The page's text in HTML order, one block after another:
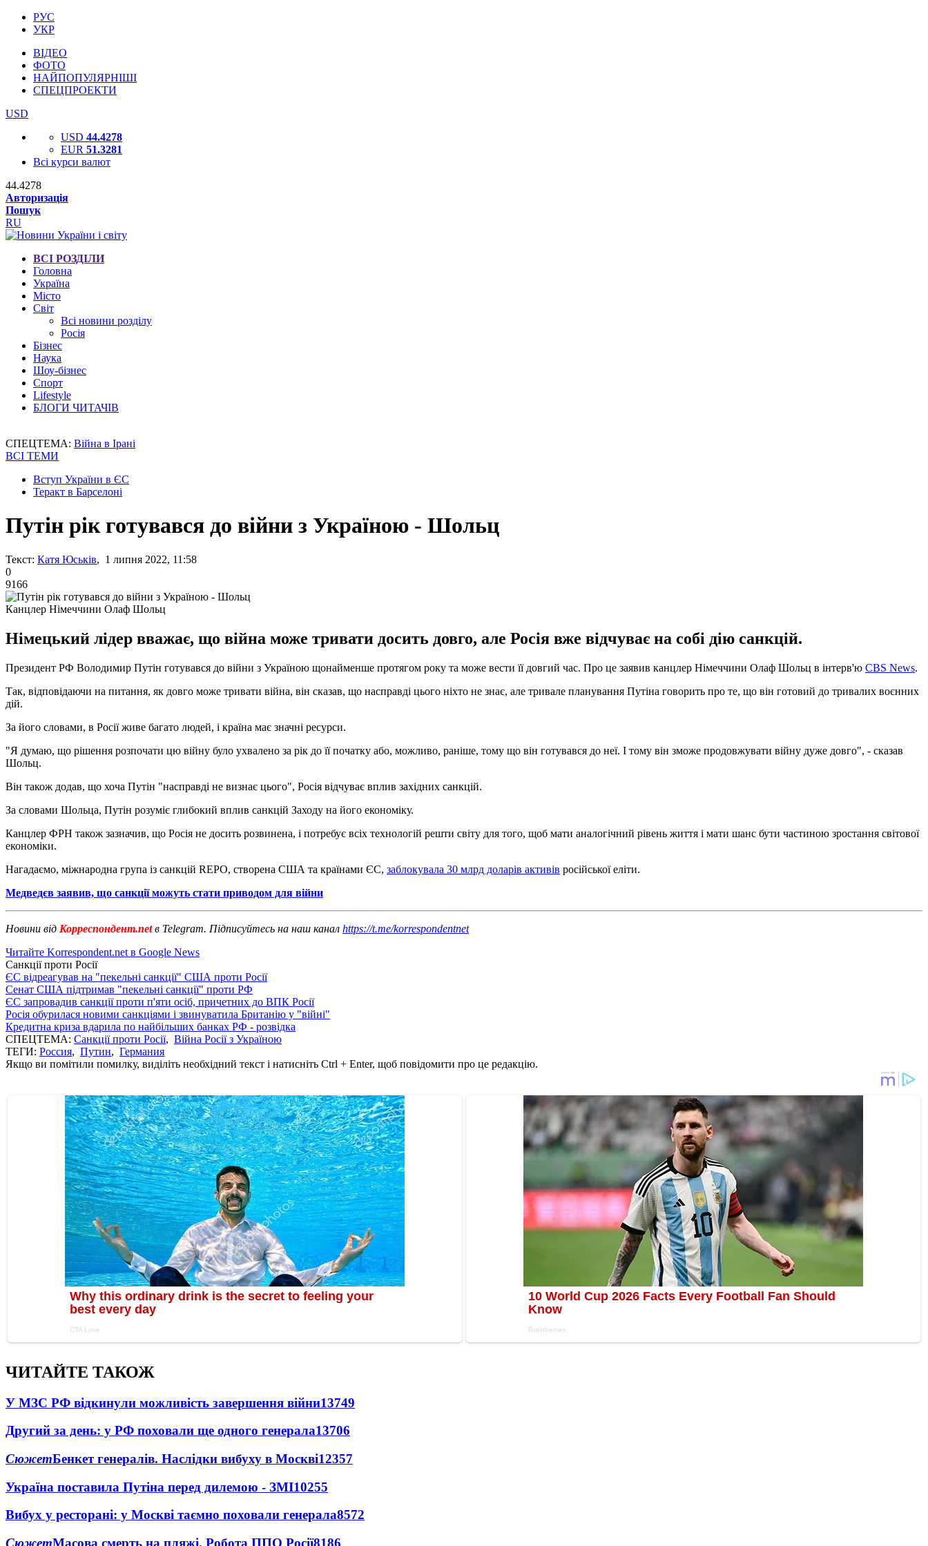
РУС
УКР
ВІДЕО
ФОТО
НАЙПОПУЛЯРНІШІ
СПЕЦПРОЕКТИ
USD
USD 44.4278
EUR 51.3281
Всі курси валют
44.4278
Авторизація
Пошук
RU
ВСІ РОЗДІЛИ
Головна
Україна
Місто
Світ
Всі новини розділу
Росія
Бізнес
Наука
Шоу-бізнес
Спорт
Lifestyle
БЛОГИ ЧИТАЧІВ
СПЕЦТЕМА: Війна в Ірані
ВСІ ТЕМИ
Вступ України в ЄС
Теракт в Барселоні
Путін рік готувався до війни з Україною - Шольц
Текст: Катя Юськів, 1 липня 2022, 11:58
0
9166
Канцлер Німеччини Олаф Шольц
Німецький лідер вважає, що війна може тривати досить довго, але Росія вже відчуває на собі дію санкцій.
Президент РФ Володимир Путін готувався до війни з Україною щонайменше протягом року та може вести її довгий час. Про це заявив канцлер Німеччини Олаф Шольц в інтерв'ю CBS News.
Так, відповідаючи на питання, як довго може тривати війна, він сказав, що насправді цього ніхто не знає, але тривале планування Путіна говорить про те, що він готовий до тривалих воєнних
дій.
За його словами, в Росії живе багато людей, і країна має значні ресурси.
"Я думаю, що рішення розпочати цю війну було ухвалено за рік до її початку або, можливо, раніше, тому що він готувався до неї. І тому він зможе продовжувати війну дуже довго", - сказав
Шольц.
Він також додав, що хоча Путін "насправді не визнає цього", Росія відчуває вплив західних санкцій.
За словами Шольца, Путін розуміє глибокий вплив санкцій Заходу на його економіку.
Канцлер ФРН також зазначив, що Росія не досить розвинена, і потребує всіх технологій решти світу для того, щоб мати аналогічний рівень життя і мати шанс бути частиною зростання світової
економіки.
Нагадаємо, міжнародна група із санкцій REPO, створена США та країнами ЄС, заблокувала 30 млрд доларів активів російської еліти.
Медведєв заявив, що санкції можуть стати приводом для війни
Новини від Корреспондент.netв Telegram. Підписуйтесь на наш канал https://t.me/korrespondentnet
Читайте Korrespondent.net в Google News
Санкції проти Росії
ЄС відреагував на "пекельні санкції" США проти Росії
Сенат США підтримав "пекельні санкції" проти РФ
ЄС запровадив санкції проти п'яти осіб, причетних до ВПК Росії
Росія обурилася новими санкціями і звинуватила Британію у "війні"
Кредитна криза вдарила по найбільших банках РФ - розвідка
СПЕЦТЕМА: Санкції проти Росії, Війна Росії з Україною
ТЕГИ: Россия, Путин, Германия
Якщо ви помітили помилку, виділіть необхідний текст і натисніть Ctrl + Enter, щоб повідомити про це редакцію.
ЧИТАЙТЕ ТАКОЖ
У МЗС РФ відкинули можливість завершення війни13749
Другий за день: у РФ поховали ще одного генерала13706
СюжетБенкет генералів. Наслідки вибуху в Москві12357
Україна поставила Путіна перед дилемою - ЗМІ10255
Вибух у ресторані: у Москві таємно поховали генерала8572
СюжетМасова смерть на пляжі. Робота ППО Росії8186